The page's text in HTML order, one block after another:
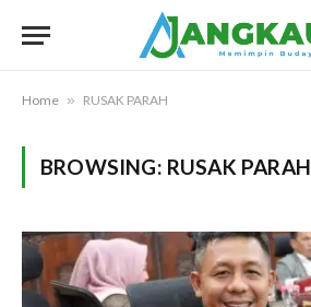
Home » RUSAK PARAH
BROWSING: RUSAK PARAH